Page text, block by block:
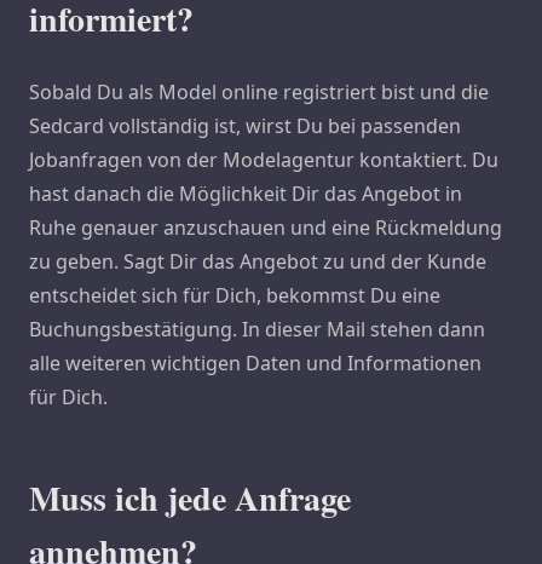
informiert?
Sobald Du als Model online registriert bist und die
Sedcard vollständig ist, wirst Du bei passenden
Jobanfragen von der Modelagentur kontaktiert. Du
hast danach die Möglichkeit Dir das Angebot in
Ruhe genauer anzuschauen und eine Rückmeldung
zu geben. Sagt Dir das Angebot zu und der Kunde
entscheidet sich für Dich, bekommst Du eine
Buchungsbestätigung. In dieser Mail stehen dann
alle weiteren wichtigen Daten und Informationen
für Dich.
Muss ich jede Anfrage
annehmen?